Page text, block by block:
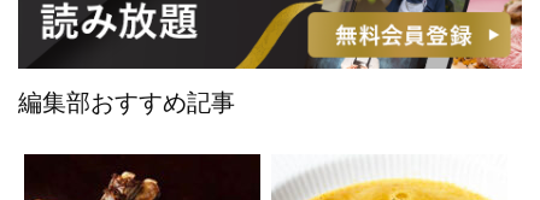
編集部おすすめ記事